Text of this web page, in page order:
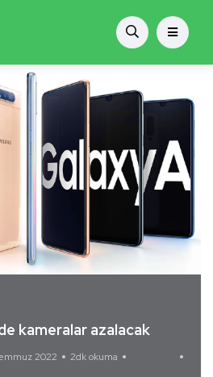
kameralar azalacak
2022 2dk okuma